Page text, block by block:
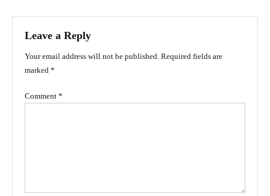
navigation
Leave a Reply
Your email address will not be published. Required fields are
marked *
Comment *